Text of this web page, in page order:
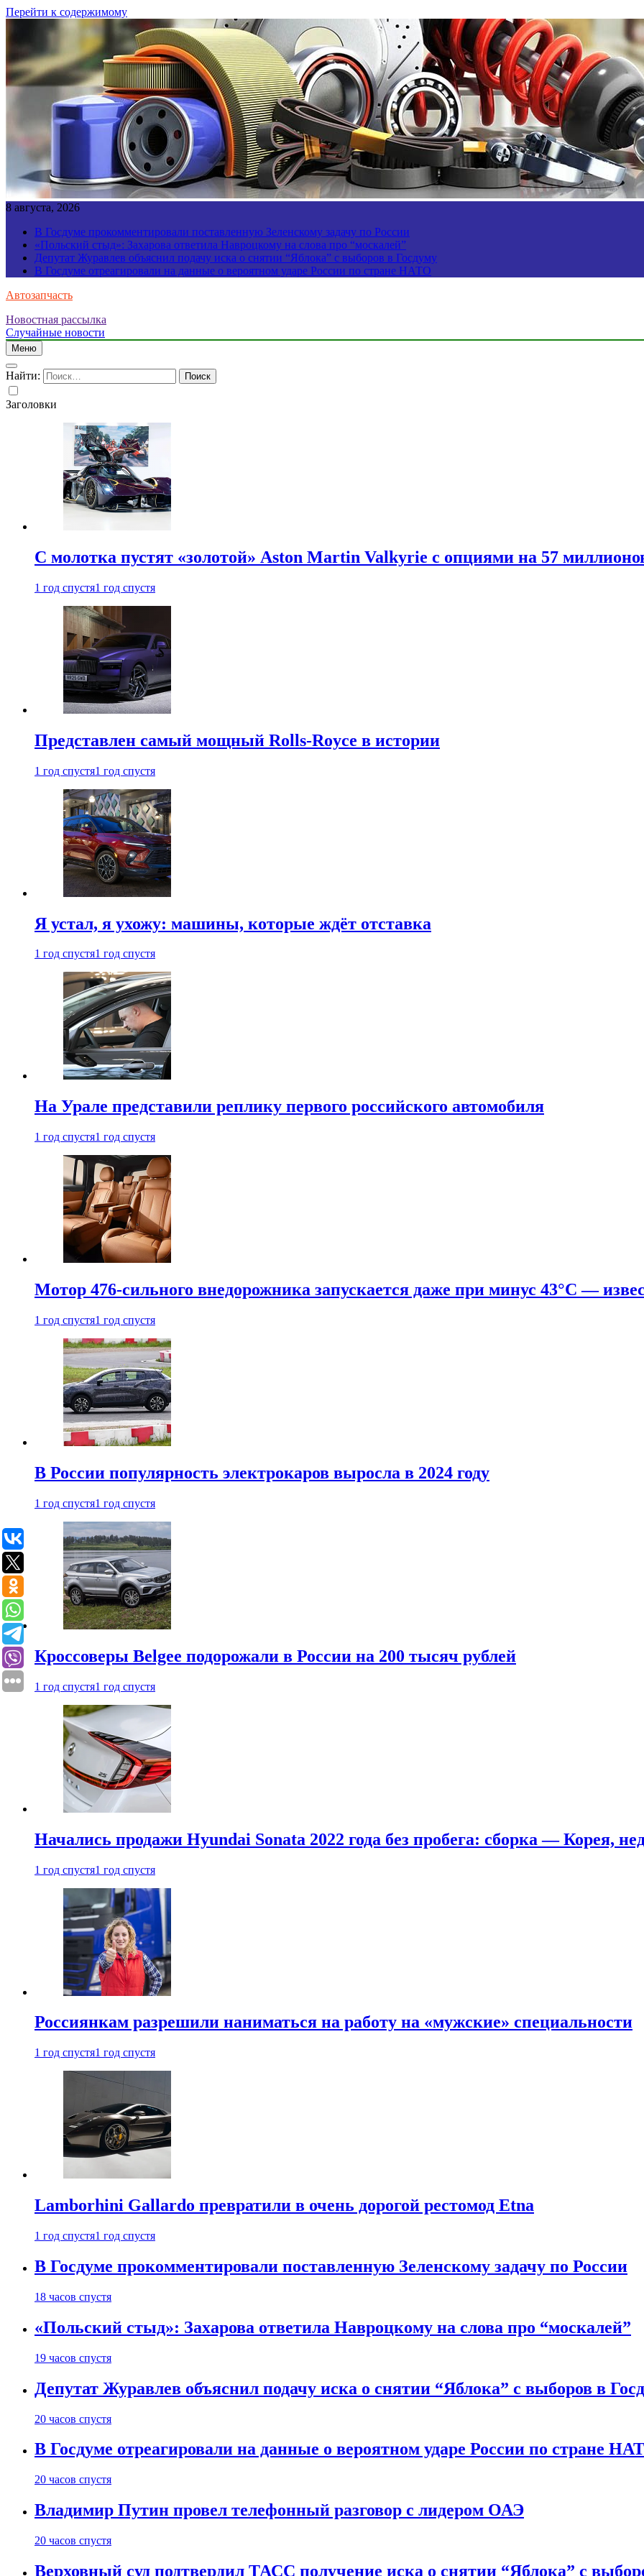
Перейти к содержимому
8 августа, 2026
В Госдуме прокомментировали поставленную Зеленскому задачу по России
«Польский стыд»: Захарова ответила Навроцкому на слова про “москалей”
Депутат Журавлев объяснил подачу иска о снятии “Яблока” с выборов в Госдуму
В Госдуме отреагировали на данные о вероятном ударе России по стране НАТО
Автозапчасть
Новостная рассылка
Случайные новости
Меню
Найти:
Заголовки
С молотка пустят «золотой» Aston Martin Valkyrie с опциями на 57
1 год спустя1 год спустя
Представлен самый мощный Rolls-Royce в истории
1 год спустя1 год спустя
Я устал, я ухожу: машины, которые ждёт отставка
1 год спустя1 год спустя
На Урале представили реплику первого российского автомобиля
1 год спустя1 год спустя
Мотор 476-сильного внедорожника запускается даже при минус 43°С —
1 год спустя1 год спустя
В России популярность электрокаров выросла в 2024 году
1 год спустя1 год спустя
Кроссоверы Belgee подорожали в России на 200 тысяч рублей
1 год спустя1 год спустя
Начались продажи Hyundai Sonata 2022 года без пробега: сборка — Корея,
1 год спустя1 год спустя
Россиянкам разрешили наниматься на работу на «мужские» специальности
1 год спустя1 год спустя
Lamborhini Gallardo превратили в очень дорогой рестомод Etna
1 год спустя1 год спустя
В Госдуме прокомментировали поставленную Зеленскому задачу по России
18 часов спустя
«Польский стыд»: Захарова ответила Навроцкому на слова про “москалей”
19 часов спустя
Депутат Журавлев объяснил подачу иска о снятии “Яблока” с выборов в
20 часов спустя
В Госдуме отреагировали на данные о вероятном ударе России по стране
20 часов спустя
Владимир Путин провел телефонный разговор с лидером ОАЭ
20 часов спустя
Верховный суд подтвердил ТАСС получение иска о снятии “Яблока” с